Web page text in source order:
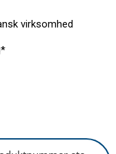
virksomhed